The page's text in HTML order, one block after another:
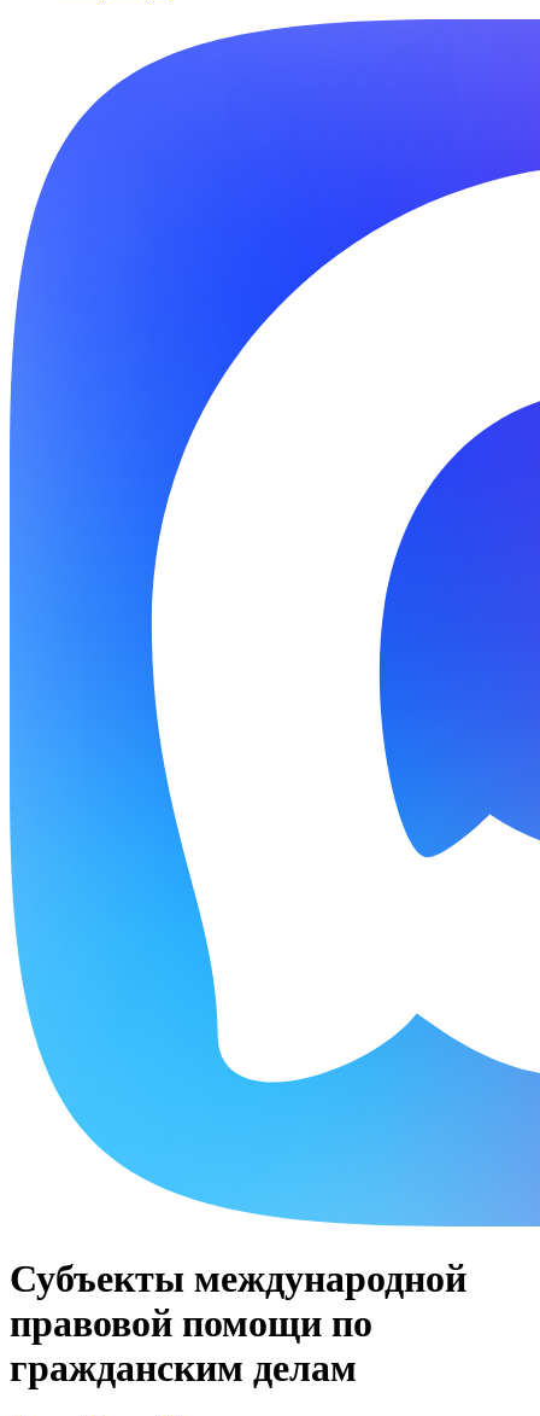
Субъекты международной
правовой помощи по
гражданским делам